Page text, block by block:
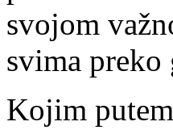
svojom
svima preko
Kojim